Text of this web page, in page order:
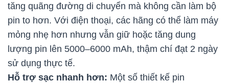
tăng quãng đường di chuyển mà không cần làm bộ
pin to hơn. Với điện thoại, các hãng có thể làm máy
mỏng nhẹ hơn nhưng vẫn giữ hoặc tăng dung
lượng pin lên 5000–6000 mAh, thậm chí đạt 2 ngày
sử dụng thực tế.
Hỗ trợ sạc nhanh hơn: Một số thiết kế pin